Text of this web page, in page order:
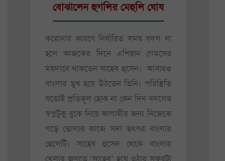
বোঝালেন হুগলির মেহুলি ঘোষ
করোনার কারণে নির্ধারিত সময় বদল না
হলে আজকের দিনে এশিয়ান গেমসের
ময়দানে থাকতেন সাহেব হুসেন। আবারও
বাংলার মুখ হয়ে উঠতেন তিনি। পরিস্থিতি
যতোই প্রতিকূল হোক না কেন দিন বদলের
স্বপ্নটুকু বুকে নিয়ে আগামীর জন্য নিজেকে
গড়ে তোলার কাজে সদা তৎপর বাংলার
ছেলেটি। সাহেব হুসেন থেকে বাংলার